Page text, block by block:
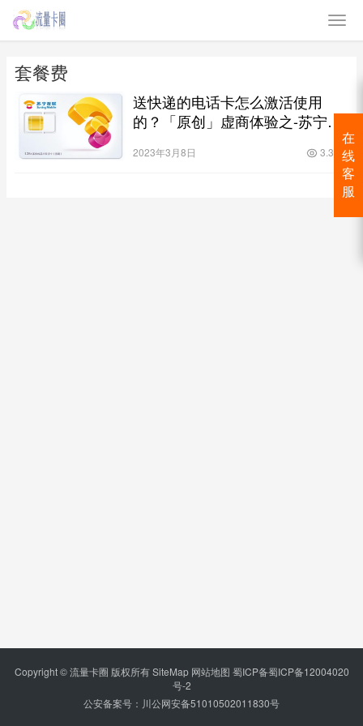
套餐费
送快递的电话卡怎么激活使用
的？「原创」虚商体验之-苏宁互
2023年3月8日 3.3K
在
线
客
服
Copyright © 流量卡圈 版权所有SiteMap 网站地图 蜀ICP备蜀ICP备12004020
号-2
公安备案号：川公网安备51010502011830号